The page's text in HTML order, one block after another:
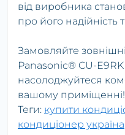
від виробника
про його надійність
Замовляйте
Panasonic® CU-
насолоджуйтеся
вашому приміщенні!
Теги: купити
кондиціонер україна